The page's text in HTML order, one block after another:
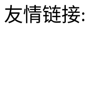
友情链接: